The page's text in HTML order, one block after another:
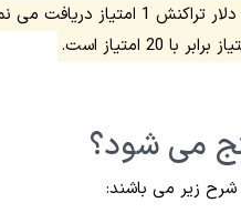
می شود؟
زیر می باشند: